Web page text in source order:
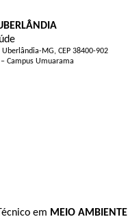
MG, CEP 38400-902
Campus Umuarama
em MEIO AMBIENTE